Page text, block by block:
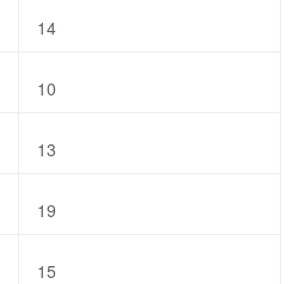
14
10
13
19
15